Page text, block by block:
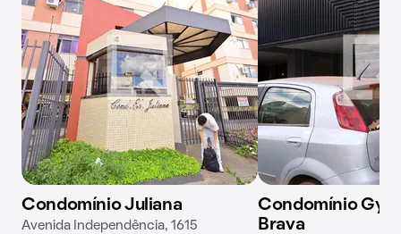
Condomínio Juliana
Avenida Independência, 1615
Condomínio
Brava